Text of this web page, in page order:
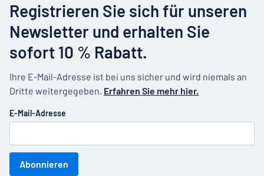
Registrieren Sie sich für unseren
Newsletter und erhalten Sie
sofort 10 % Rabatt.
Ihre E-Mail-Adresse ist bei uns sicher und wird niemals an
Dritte weitergegeben. Erfahren Sie mehr hier.
E-Mail-Adresse
Abonnieren